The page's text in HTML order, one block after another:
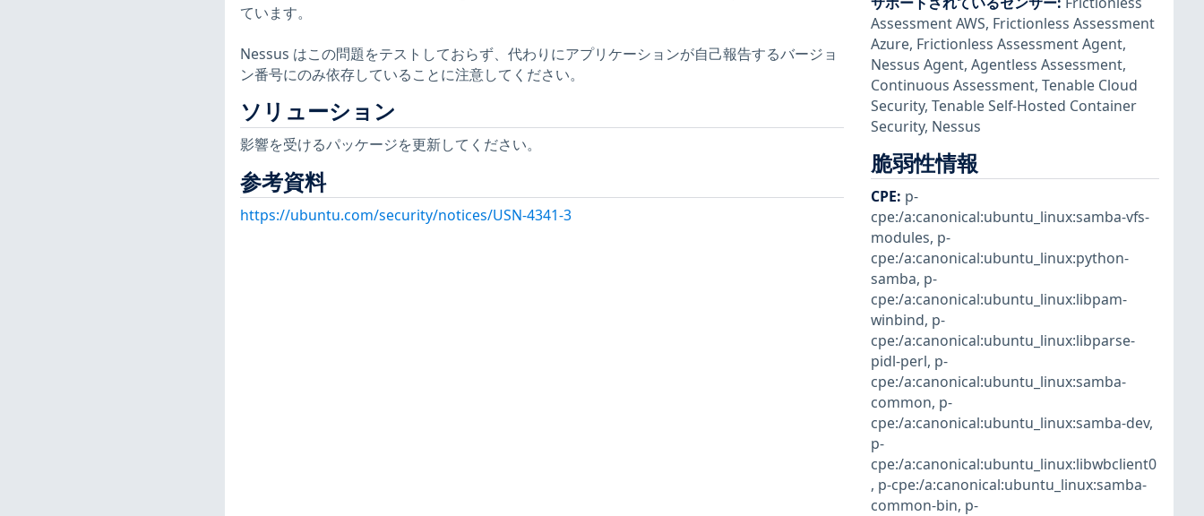
ています。
Nessus はこの問題をテストしておらず、代わりにアプリケーションが自己報告するバージョ
ン番号にのみ依存していることに注意してください。
ソリューション
影響を受けるパッケージを更新してください。
参考資料
https://ubuntu.com/security/notices/USN-4341-3
Assessment AWS, Frictionless Assessment
Azure, Frictionless Assessment Agent,
Nessus Agent, Agentless Assessment,
Continuous Assessment, Tenable Cloud
Security, Tenable Self-Hosted Container
Security, Nessus
脆弱性情報
CPE: p-
cpe:/a:canonical:ubuntu_linux:samba-vfs-
modules, p-
cpe:/a:canonical:ubuntu_linux:python-
samba, p-
cpe:/a:canonical:ubuntu_linux:libpam-
winbind, p-
cpe:/a:canonical:ubuntu_linux:libparse-
pidl-perl, p-
cpe:/a:canonical:ubuntu_linux:samba-
common, p-
cpe:/a:canonical:ubuntu_linux:samba-dev,
p-
cpe:/a:canonical:ubuntu_linux:libwbclient0
, p-cpe:/a:canonical:ubuntu_linux:samba-
common-bin, p-